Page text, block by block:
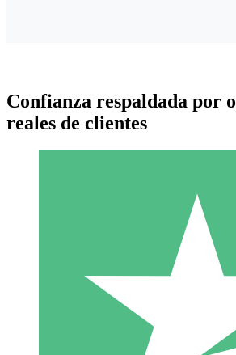
Paquetes de Créditos
Paga según el uso con créditos de
Confianza respaldada por
reales de clientes